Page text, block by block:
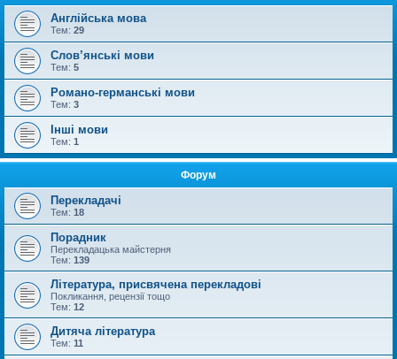
Англійська мова
Тем: 29
Слов’янські мови
Тем: 5
Романо-германські мови
Тем: 3
Інші мови
Тем: 1
Форум
Перекладачі
Тем: 18
Порадник
Перекладацька майстерня
Тем: 139
Література, присвячена перекладові
Покликання, рецензії тощо
Тем: 12
Дитяча література
Тем: 11